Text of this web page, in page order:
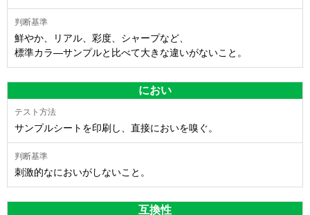
鮮やか、リアル、彩度、シャープなど、
標準カラ―サンプルと比べて大きな違いがないこと。
におい
サンプルシートを印刷し、直接においを嗅ぐ。
刺激的なにおいがしないこと。
互換性